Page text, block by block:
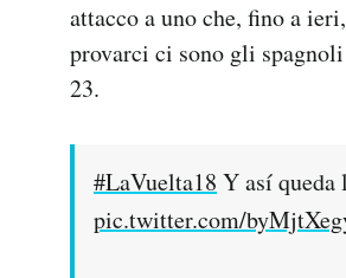
attacco a uno che, fino a
provarci ci sono gli
23.
#LaVuelta18 Y así queda
pic.twitter.com/